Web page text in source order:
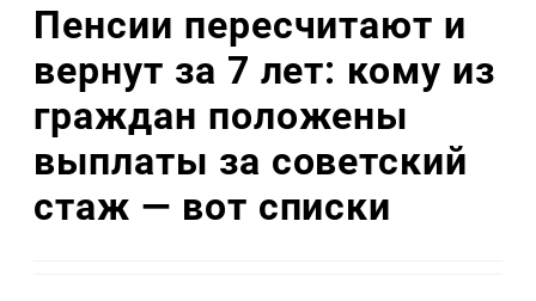
Пенсии пересчитают и
вернут за 7 лет: кому из
граждан положены
выплаты за советский
стаж — вот списки